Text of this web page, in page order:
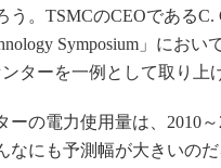
されないエンジニア」の
論
。TSMCのCEOであるC.
Symposium」にお
ターを一例として取り上
の電力使用量は、2010～
なにも予測幅が大きいの